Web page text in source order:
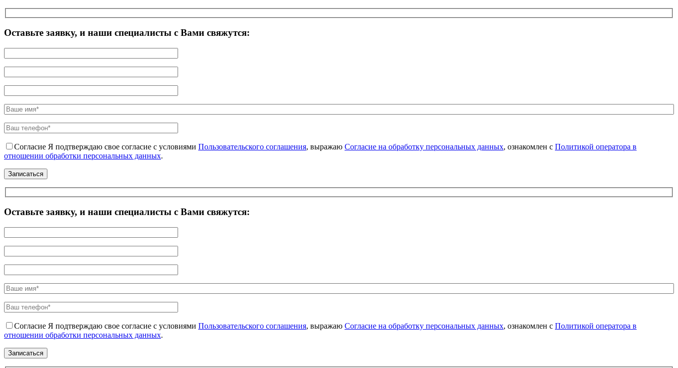
Оставьте заявку, и наши специалисты с Вами свяжутся:
Согласие Я подтверждаю свое согласие с условиями Пользовательского соглашения, выражаю Согласие на обработку персональных данных, ознакомлен с Политикой оператора в
отношении обработки персональных данных.
Оставьте заявку, и наши специалисты с Вами свяжутся:
Согласие Я подтверждаю свое согласие с условиями Пользовательского соглашения, выражаю Согласие на обработку персональных данных, ознакомлен с Политикой оператора в
отношении обработки персональных данных.